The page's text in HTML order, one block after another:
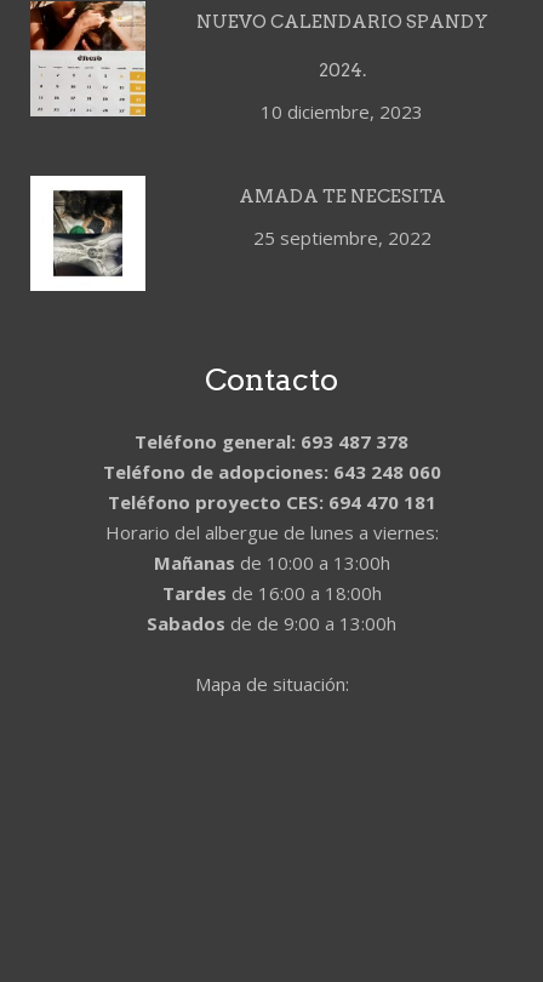
NUEVO CALENDARIO SPANDY
2024.
10 diciembre, 2023
AMADA TE NECESITA
25 septiembre, 2022
Contacto
Teléfono general: 693 487 378
Teléfono de adopciones: 643 248 060
Teléfono proyecto CES: 694 470 181
Horario del albergue de lunes a viernes:
Mañanas de 10:00 a 13:00h
Tardes de 16:00 a 18:00h
Sabados de de 9:00 a 13:00h
Mapa de situación: